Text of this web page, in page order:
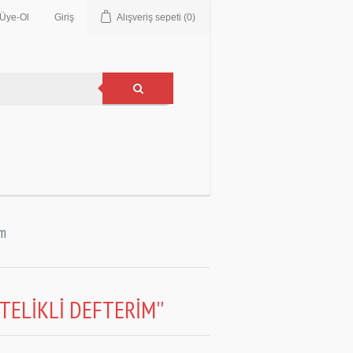
Üye-Ol Giriş Alışveriş sepeti (0)
DEFTERİM